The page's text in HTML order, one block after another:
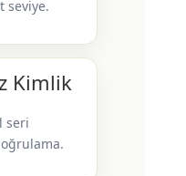
seviye.
Kimlik
seri